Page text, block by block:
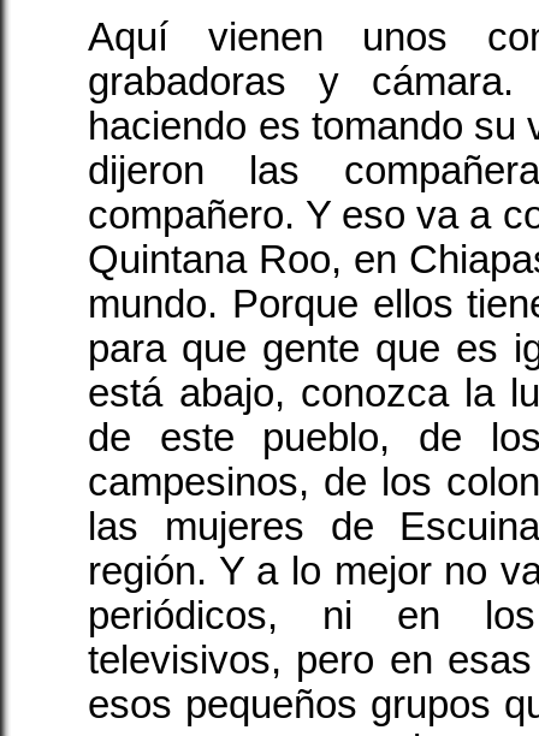
Aquí vienen unos
grabadoras y
haciendo es tomando su
dijeron las
compañero. Y eso va a
Quintana Roo, en
mundo. Porque ellos
para que gente que es
está abajo, conozca la
de este pueblo, de
campesinos, de los
las mujeres de
región. Y a lo mejor no
periódicos, ni en
televisivos, pero en
esos pequeños grupos